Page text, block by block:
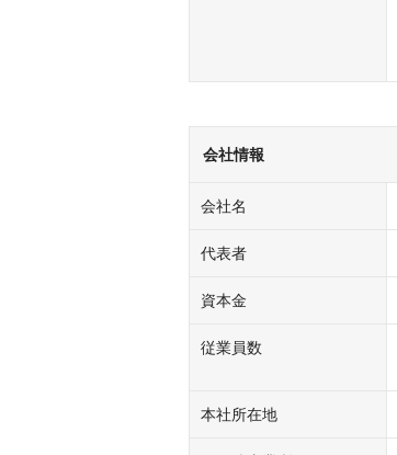
会社情報
会社名
代表者
資本金
従業員数
本社所在地